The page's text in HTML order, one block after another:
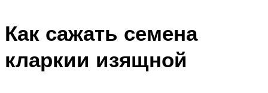
Как сажать семена
кларкии изящной